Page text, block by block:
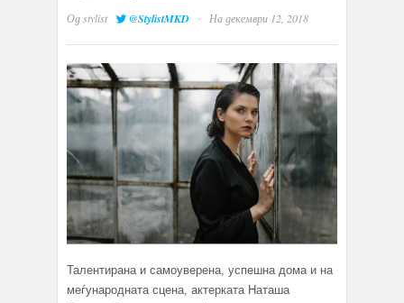
Одstylist @StylistMKD · На декември 12, 2018
Талентирана и самоуверена, успешна дома и на
меѓународната сцена, актерката Наташа